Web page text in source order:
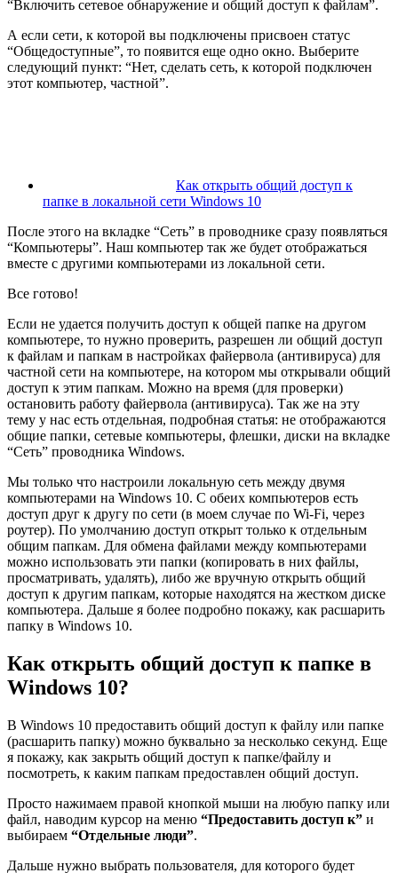
“Включить сетевое обнаружение и общий доступ к файлам”.
А если сети, к которой вы подключены присвоен статус
“Общедоступные”, то появится еще одно окно. Выберите
следующий пункт: “Нет, сделать сеть, к которой подключен
этот компьютер, частной”.
Как открыть общий доступ к
папке в локальной сети Windows 10
После этого на вкладке “Сеть” в проводнике сразу появляться
“Компьютеры”. Наш компьютер так же будет отображаться
вместе с другими компьютерами из локальной сети.
Все готово!
Если не удается получить доступ к общей папке на другом
компьютере, то нужно проверить, разрешен ли общий доступ
к файлам и папкам в настройках файервола (антивируса) для
частной сети на компьютере, на котором мы открывали общий
доступ к этим папкам. Можно на время (для проверки)
остановить работу файервола (антивируса). Так же на эту
тему у нас есть отдельная, подробная статья: не отображаются
общие папки, сетевые компьютеры, флешки, диски на вкладке
“Сеть” проводника Windows.
Мы только что настроили локальную сеть между двумя
компьютерами на Windows 10. С обеих компьютеров есть
доступ друг к другу по сети (в моем случае по Wi-Fi, через
роутер). По умолчанию доступ открыт только к отдельным
общим папкам. Для обмена файлами между компьютерами
можно использовать эти папки (копировать в них файлы,
просматривать, удалять), либо же вручную открыть общий
доступ к другим папкам, которые находятся на жестком диске
компьютера. Дальше я более подробно покажу, как расшарить
папку в Windows 10.
Как открыть общий доступ к папке в
Windows 10?
В Windows 10 предоставить общий доступ к файлу или папке
(расшарить папку) можно буквально за несколько секунд. Еще
я покажу, как закрыть общий доступ к папке/файлу и
посмотреть, к каким папкам предоставлен общий доступ.
Просто нажимаем правой кнопкой мыши на любую папку или
файл, наводим курсор на меню “Предоставить доступ к” и
выбираем “Отдельные люди”.
Дальше нужно выбрать пользователя, для которого будет